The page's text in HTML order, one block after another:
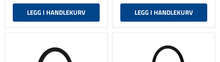
LEGG I HANDLEKURV LEGG I HANDLEKURV
kjøkkenkran
kjøkkenkran